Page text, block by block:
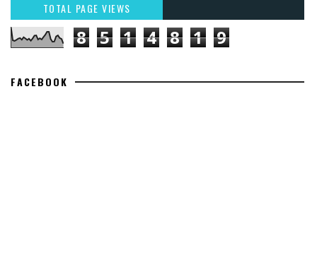
TOTAL PAGE VIEWS
8 5 1 4 8 1 9
FACEBOOK